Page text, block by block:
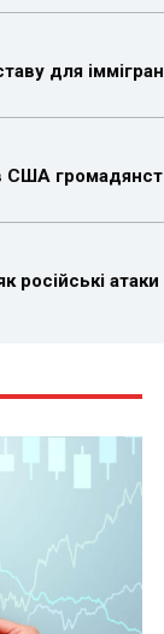
для
США
російські атаки